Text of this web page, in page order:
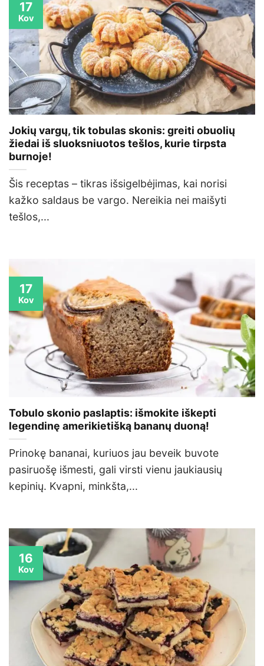
Jokių vargų, tik tobulas skonis: greiti obuolių
žiedai iš sluoksniuotos tešlos, kurie tirpsta
burnoje!
Šis receptas – tikras išsigelbėjimas, kai norisi
kažko saldaus be vargo. Nereikia nei maišyti
tešlos,...
17
Kov
Tobulo skonio paslaptis: išmokite iškepti
legendinę amerikietišką bananų duoną!
Prinokę bananai, kuriuos jau beveik buvote
pasiruošę išmesti, gali virsti vienu jaukiausių
kepinių. Kvapni, minkšta,...
17
Kov
16
Kov